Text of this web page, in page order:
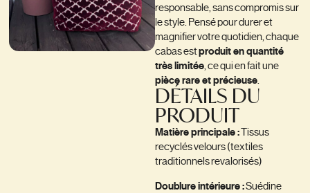
responsable, sans compromis sur
le style. Pensé pour durer et
magnifier votre quotidien, chaque
cabas estproduit en quantité
très limitée , ce qui en fait une
pièce rare et précieuse
DÉTAILS DU
PRODUIT
Matière principale :Tissus
recyclés velours (textiles
traditionnels revalorisés)
Doublure intérieure :Suédine